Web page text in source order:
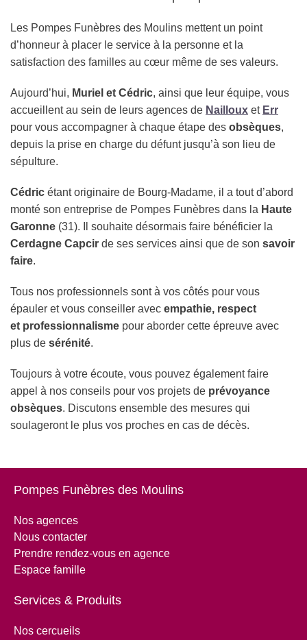
Les Pompes Funèbres des Moulins mettent un point
d’honneur à placer le service à la personne et la
satisfaction des familles au cœur même de ses valeurs.
Aujourd’hui, Muriel et Cédric, ainsi que leur équipe, vous
accueillent au sein de leurs agences de Nailloux et Err
pour vous accompagner à chaque étape des obsèques,
depuis la prise en charge du défunt jusqu’à son lieu de
sépulture.
Cédric étant originaire de Bourg-Madame, il a tout d’abord
monté son entreprise de Pompes Funèbres dans la Haute
Garonne (31). Il souhaite désormais faire bénéficier la
Cerdagne Capcir de ses services ainsi que de son savoir
faire.
Tous nos professionnels sont à vos côtés pour vous
épauler et vous conseiller avec empathie, respect
et professionnalisme pour aborder cette épreuve avec
plus de sérénité.
Toujours à votre écoute, vous pouvez également faire
appel à nos conseils pour vos projets de prévoyance
obsèques. Discutons ensemble des mesures qui
soulageront le plus vos proches en cas de décès.
Pompes Funèbres des Moulins
Nos agences
Nous contacter
Prendre rendez-vous en agence
Espace famille
Services & Produits
Nos cercueils